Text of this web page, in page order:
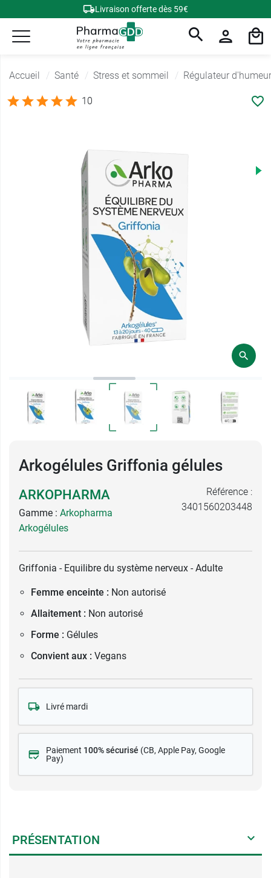
Livraison offerte dès 59€
Accueil Santé Stress et sommeil Régulateur d'humeur
10
Arkogélules Griffonia gélules
ARKOPHARMA
Gamme : Arkopharma
Arkogélules
Référence :
3401560203448
Griffonia - Equilibre du système nerveux - Adulte
Femme enceinte : Non autorisé
Allaitement : Non autorisé
Forme : Gélules
Convient aux : Vegans
Livré mardi
Paiement 100% sécurisé (CB, Apple Pay, Google
Pay)
PRÉSENTATION